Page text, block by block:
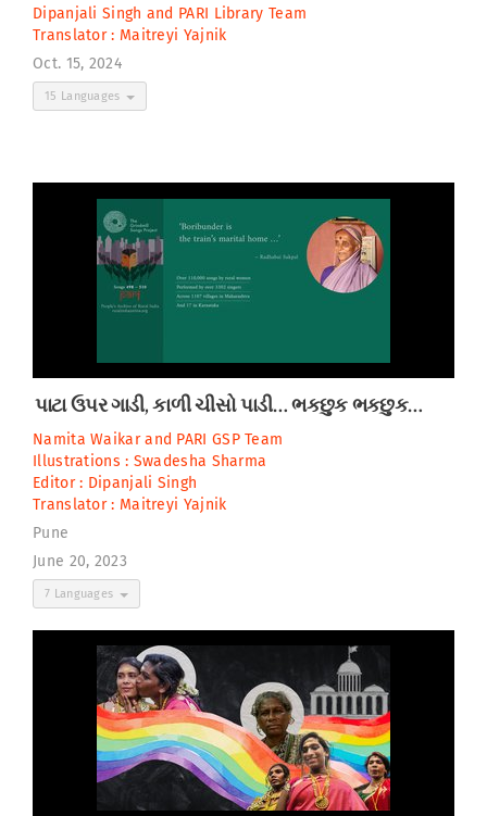
Dipanjali Singh and PARI Library Team
Translator : Maitreyi Yajnik
Oct. 15, 2024
15 Languages
પાટા ઉપર ગાડી, કાળી ચીસો પાડી… ભકછુક ભકછુક…
Namita Waikarand PARI GSP Team
Illustrations : Swadesha Sharma
Editor : Dipanjali Singh
Translator : Maitreyi Yajnik
Pune
June 20, 2023
7 Languages